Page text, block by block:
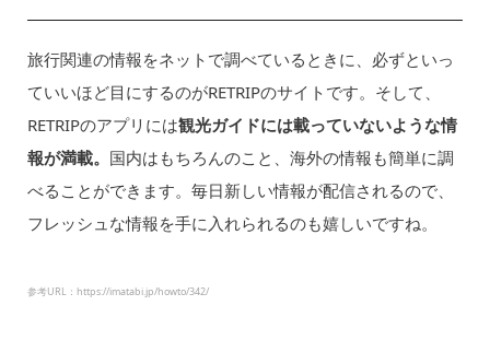
旅行関連の情報をネットで調べているときに、必ずといっ
ていいほど目にするのがRETRIPのサイトです。そして、
RETRIPのアプリには観光ガイドには載っていないような情
報が満載。 国内はもちろんのこと、海外の情報も簡単に調
べることができます。毎日新しい情報が配信されるので、
フレッシュな情報を手に入れられるのも嬉しいですね。
参考URL：https://imatabi.jp/howto/342/